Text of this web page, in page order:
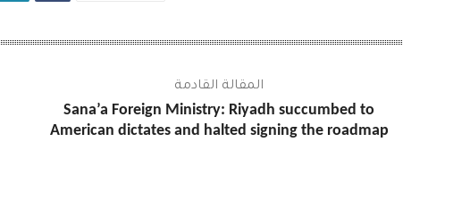
المقالة القادمة
Sana’a Foreign Ministry: Riyadh succumbed to
American dictates and halted signing the roadmap